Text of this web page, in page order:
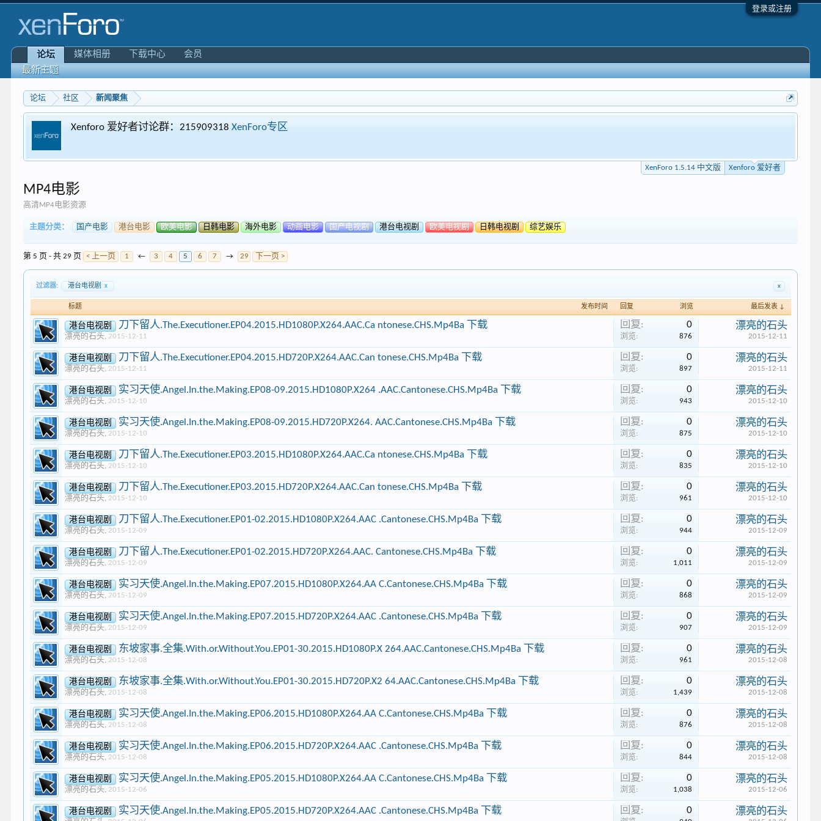
登录或注册
论坛 社区 新闻聚焦
Xenforo 爱好者讨论群：215909318XenForo专区
XenForo 1.5.14 中文版 Xenforo 爱好者
MP4电影
高清MP4电影资源
主题分类： 国产电影 港台电影 欧美电影 日韩电影 海外电影 动画电影 国产电视剧 港台电视剧 欧美电视剧 日韩电视剧 综艺娱乐
第 5 页 - 共 29 页 < 上一页 1 ← 3 4 5 6 7 → 29 下一页 >
过滤器: 港台电视剧 x x
标题 发布时间 回复 浏览 最后发表 ↓
港台电视剧 刀下留人.The.Executioner.EP04.2015.HD1080P.X264.AAC.Ca ntonese.CHS.Mp4Ba 下载
漂亮的石头, 2015-12-11
回复: 0
浏览: 876
漂亮的石头
2015-12-11
港台电视剧 刀下留人.The.Executioner.EP04.2015.HD720P.X264.AAC.Can tonese.CHS.Mp4Ba 下载
漂亮的石头, 2015-12-11
回复: 0
浏览: 897
漂亮的石头
2015-12-11
港台电视剧 实习天使.Angel.In.the.Making.EP08-09.2015.HD1080P.X264 .AAC.Cantonese.CHS.Mp4Ba 下载
漂亮的石头, 2015-12-10
回复: 0
浏览: 943
漂亮的石头
2015-12-10
港台电视剧 实习天使.Angel.In.the.Making.EP08-09.2015.HD720P.X264. AAC.Cantonese.CHS.Mp4Ba 下载
漂亮的石头, 2015-12-10
回复: 0
浏览: 875
漂亮的石头
2015-12-10
港台电视剧 刀下留人.The.Executioner.EP03.2015.HD1080P.X264.AAC.Ca ntonese.CHS.Mp4Ba 下载
漂亮的石头, 2015-12-10
回复: 0
浏览: 835
漂亮的石头
2015-12-10
港台电视剧 刀下留人.The.Executioner.EP03.2015.HD720P.X264.AAC.Can tonese.CHS.Mp4Ba 下载
漂亮的石头, 2015-12-10
回复: 0
浏览: 961
漂亮的石头
2015-12-10
港台电视剧 刀下留人.The.Executioner.EP01-02.2015.HD1080P.X264.AAC .Cantonese.CHS.Mp4Ba 下载
漂亮的石头, 2015-12-09
回复: 0
浏览: 944
漂亮的石头
2015-12-09
港台电视剧 刀下留人.The.Executioner.EP01-02.2015.HD720P.X264.AAC. Cantonese.CHS.Mp4Ba 下载
漂亮的石头, 2015-12-09
回复: 0
浏览: 1,011
漂亮的石头
2015-12-09
港台电视剧 实习天使.Angel.In.the.Making.EP07.2015.HD1080P.X264.AA C.Cantonese.CHS.Mp4Ba 下载
漂亮的石头, 2015-12-09
回复: 0
浏览: 868
漂亮的石头
2015-12-09
港台电视剧 实习天使.Angel.In.the.Making.EP07.2015.HD720P.X264.AAC .Cantonese.CHS.Mp4Ba 下载
漂亮的石头, 2015-12-09
回复: 0
浏览: 907
漂亮的石头
2015-12-09
港台电视剧 东坡家事.全集.With.or.Without.You.EP01-30.2015.HD1080P.X 264.AAC.Cantonese.CHS.Mp4Ba 下载
漂亮的石头, 2015-12-08
回复: 0
浏览: 961
漂亮的石头
2015-12-08
港台电视剧 东坡家事.全集.With.or.Without.You.EP01-30.2015.HD720P.X2 64.AAC.Cantonese.CHS.Mp4Ba 下载
漂亮的石头, 2015-12-08
回复: 0
浏览: 1,439
漂亮的石头
2015-12-08
港台电视剧 实习天使.Angel.In.the.Making.EP06.2015.HD1080P.X264.AA C.Cantonese.CHS.Mp4Ba 下载
漂亮的石头, 2015-12-08
回复: 0
浏览: 876
漂亮的石头
2015-12-08
港台电视剧 实习天使.Angel.In.the.Making.EP06.2015.HD720P.X264.AAC .Cantonese.CHS.Mp4Ba 下载
漂亮的石头, 2015-12-08
回复: 0
浏览: 844
漂亮的石头
2015-12-08
港台电视剧 实习天使.Angel.In.the.Making.EP05.2015.HD1080P.X264.AA C.Cantonese.CHS.Mp4Ba 下载
漂亮的石头, 2015-12-06
回复: 0
浏览: 1,038
漂亮的石头
2015-12-06
港台电视剧 实习天使.Angel.In.the.Making.EP05.2015.HD720P.X264.AAC .Cantonese.CHS.Mp4Ba 下载 回复: 0 漂亮的石头
论坛
最新主题
媒体相册 下载中心 会员